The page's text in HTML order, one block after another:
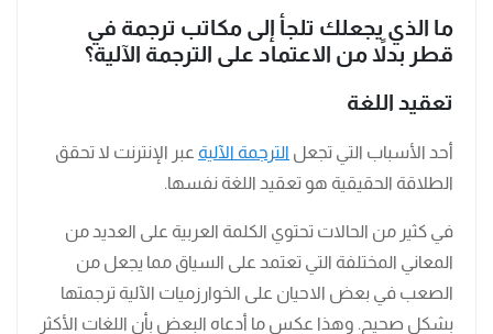
ما الذي يجعلك تلجأ إلى مكاتب ترجمة في
قطر بدلاً من الاعتماد على الترجمة الآلية؟
تعقيد اللغة
أحد الأسباب التي تجعل الترجمة الآلية عبر الإنترنت لا تحقق
الطلاقة الحقيقية هو تعقيد اللغة نفسها.
في كثير من الحالات تحتوي الكلمة العربية على العديد من
المعاني المختلفة التي تعتمد على السياق مما يجعل من
الصعب في بعض الاحيان على الخوارزميات الآلية ترجمتها
بشكل صحيح. وهذا عكس ما أدعاه البعض بأن اللغات الأكثر